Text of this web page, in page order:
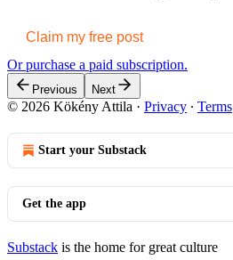
Claim my free post
Or purchase a paid subscription.
Previous Next
© 2026 Kökény Attila · Privacy ∙ Terms
Start your Substack
Get the app
Substack is the home for great culture